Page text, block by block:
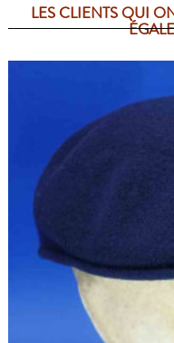
LES CLIENTS QUI